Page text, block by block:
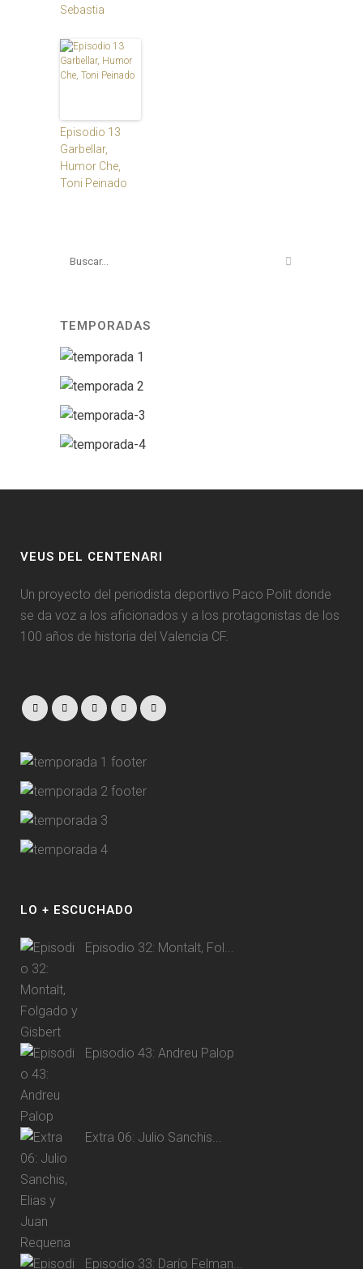
Sebastia
Episodio 13
Garbellar,
Humor Che,
Toni Peinado
TEMPORADAS
VEUS DEL CENTENARI
Un proyecto del periodista deportivo Paco Polit donde
se da voz a los aficionados y a los protagonistas de los
100 años de historia del Valencia CF.
LO + ESCUCHADO
Episodio 32: Montalt, Fol...
Episodio 43: Andreu Palop
Extra 06: Julio Sanchis...
Episodio 33: Darío Felman...